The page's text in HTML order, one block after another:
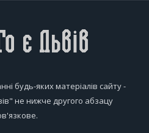
будь-яких матеріалів сайту -
не нижче другого абзацу